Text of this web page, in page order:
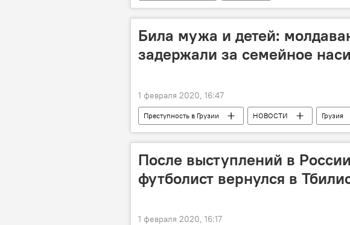
Била мужа и детей:
задержали за семейное
1 февраля 2020, 16:47
Преступность в Грузии НОВОСТИ Грузия
Семейное насилие
Арест
После выступлений в
футболист вернулся в
1 февраля 2020, 16:17